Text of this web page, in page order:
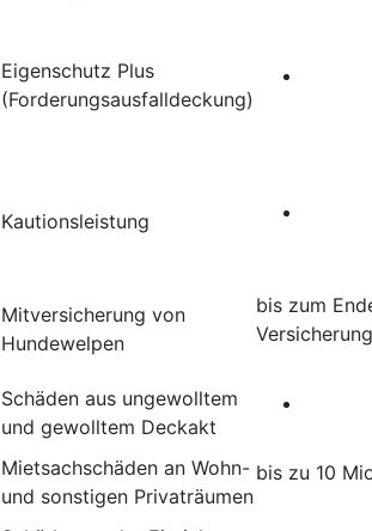
Eigenschutz Plus
(Forderungsausfalldeckung)
Kautionsleistung
Mitversicherung von
Hundewelpen
bis zum
Schäden aus ungewolltem
und gewolltem Deckakt
Mietsachschäden an Wohn-
und sonstigen Privaträumen
bis zu 10